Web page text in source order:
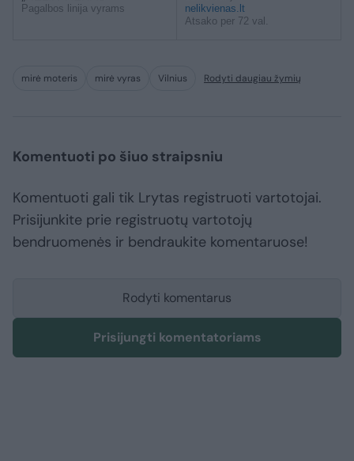
Pagalbos linija vyrams
nelikvienas.lt
Atsako per 72 val.
mirė moteris mirė vyras Vilnius Rodyti daugiau žymių
Komentuoti po šiuo straipsniu
Komentuoti gali tik Lrytas registruoti vartotojai.
Prisijunkite prie registruotų vartotojų
bendruomenės ir bendraukite komentaruose!
Rodyti komentarus
Prisijungti komentatoriams